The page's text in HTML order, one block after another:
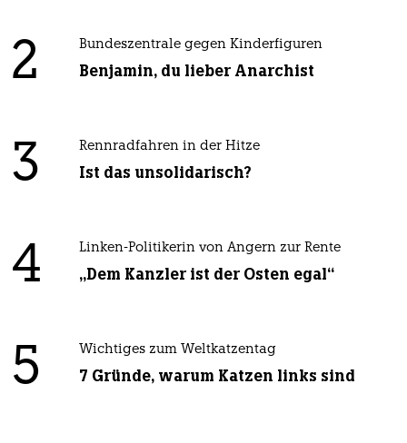
2 Bundeszentrale gegen Kinderfiguren
Benjamin, du lieber Anarchist
3 Rennradfahren in der Hitze
Ist das unsolidarisch?
4 Linken-Politikerin von Angern zur Rente
„Dem Kanzler ist der Osten egal“
5 Wichtiges zum Weltkatzentag
7 Gründe, warum Katzen links sind